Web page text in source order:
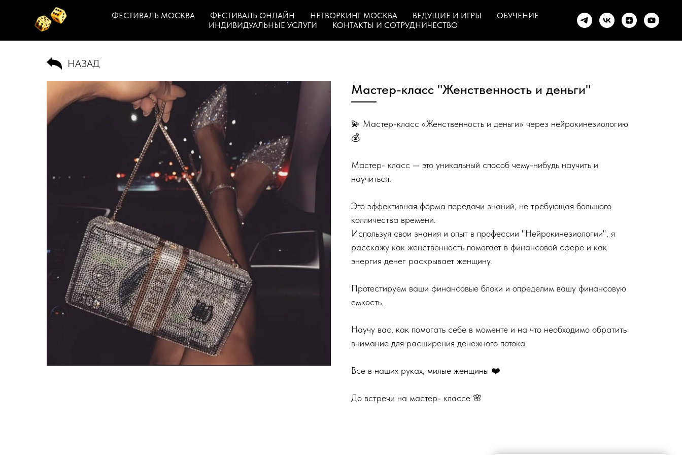
ФЕСТИВАЛЬ МОСКВА ФЕСТИВАЛЬ ОНЛАЙН НЕТВОРКИНГ МОСКВА ВЕДУЩИЕ И ИГРЫ
ОБУЧЕНИЕ
ИНДИВИДУАЛЬНЫЕ УСЛУГИ
КОНТАКТЫ И СОТРУДНИЧЕСТВО
НАЗАД
Мастер-класс "Женственность и деньги"
💫 Мастер-класс «Женственность и деньги» через нейрокинезиологию
💰
Мастер- класс — это уникальный способ чему-нибудь научить и
научиться.
Это эффективная форма передачи знаний, не требующая большого
колличества времени.
Используя свои знания и опыт в профессии "Нейрокинезиологии", я
расскажу как женственность помогает в финансовой сфере и как
энергия денег раскрывает женщину.
Протестируем ваши финансовые блоки и определим вашу финансовую
емкость.
Научу вас, как помогать себе в моменте и на что необходимо обратить
внимание для расширения денежного потока.
Все в наших руках, милые женщины ❤️
До встречи на мастер- классе 🌸